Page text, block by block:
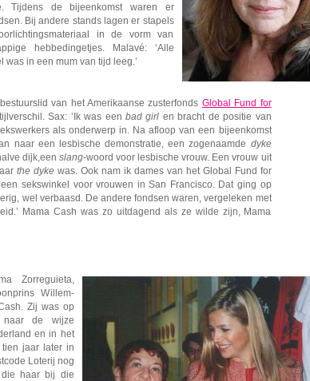
Tijdens de bijeenkomst waren er
Bij andere stands lagen er stapels
in de vorm van
hebbedingetjes. Malavé: ‘Alle
was in een mum van tijd leeg.’
van het Amerikaanse zusterfonds Global Fund for
Sax: ‘Ik was eenbad girl en bracht de positie van
als onderwerp in. Na afloop van een bijeenkomst
naar een lesbische demonstratie, een zogenaamde dyke
dijk,eenslang-woord voor lesbische vrouw. Een vrouw uit
the dyke was. Ook nam ik dames van het Global Fund for
sekswinkel voor vrouwen in San Francisco. Dat ging op
wel verbaasd. De andere fondsen waren, vergeleken met
Mama Cash was zo uitdagend als ze wilde zijn, Mama
Zorreguieta,
Willem-
Zij was op
naar de wijze
en in het
tien jaar later in
Loterij nog
die haar bij die